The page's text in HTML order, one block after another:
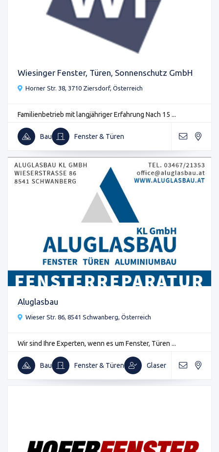
Wiesinger Fenster, Türen, Sonnenschutz GmbH
Horner Str. 38, 3710 Ziersdorf, Österreich
Familienbetrieb mit langjähriger Erfahrung Nach 15 ...
Bau Fenster & Türen
Aluglasbau
Wieser Str. 86, 8541 Schwanberg, Österreich
Wir sind Ihre Experten, wenn es um Fenster, Türen ...
Bau Fenster & Türen Glaser